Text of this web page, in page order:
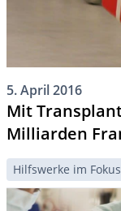
5. April 2016
Mit
Milliarden
Hilfswerke im Fokus